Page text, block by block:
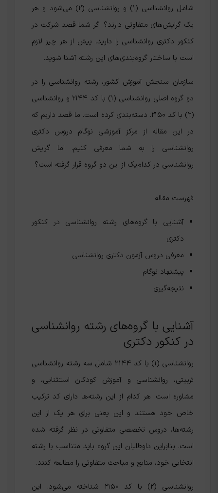
شامل روانشناسی (۱) و روانشناسی (۲) می‌شود و هر
یک گرایش‌های متفاوتی دارند؟ اگر شما قصد شرکت در
کنکور دکتری روانشناسی را دارید، پیش از هر چیز لازم
است با ساختار گروه‌بندی‌های این رشته آشنا شوید.
سازمان سنجش آموزش کشور، رشته روانشناسی را در
دو گروه اصلی روانشناسی (۱) با کد ۲۱۴۴ و روانشناسی
(۲) با کد ۲۱۵۰. دسته‌بندی کرده است. ما قصد داریم که
در این مقاله از مرکز آموزشی نوگام دروس دکتری
روانشناسی را به شما معرفی کنیم. اما گرایش
روانشناسی در کدام‌یک از این دو گروه قرار گرفته است؟
فهرست مقاله
آشنایی با گروه‌‌های رشته روانشناسی در کنکور
دکتری
معرفی دروس آزمون دکتری روانشناسی
پیشنهاد نوگام
نتیجه‌گیری
آشنایی با گروه‌‌های رشته روانشناسی
در کنکور دکتری
روانشناسی (۱) با کد 2144 شامل سه رشته روانشناسی
تربیتی، روانشناسی و آموزش کودکان استثنایی، و
مشاوره است. هر کدام از این رشته‌ها دارای کد ترکیب
خاص خود هستند و این یعنی برای هر یک از این
رشته‌ها، دروس تخصصی متفاوتی در نظر گرفته شده
است. بنابراین داوطلبان این گروه باید متناسب با رشته
انتخابی خود، منابع و مباحث متفاوتی را مطالعه کنند.
روانشناسی (۲) با کد ۲۱۵۰ شناخته می‌شود. این